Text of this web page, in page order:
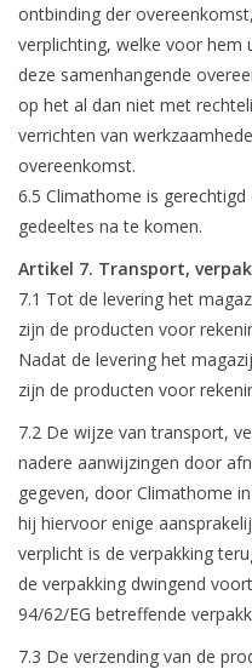
ontbinding der
verplichting, welke voor
deze samenhangende
op het al dan niet met
verrichten van
overeenkomst.
6.5 Climathome is
gedeeltes na te komen.
Artikel 7. Transport,
7.1 Tot de levering het
zijn de producten voor
Nadat de levering het
zijn de producten voor
7.2 De wijze van transport,
nadere aanwijzingen door
gegeven, door Climathome
hij hiervoor enige
verplicht is de verpakking
de verpakking dwingend
94/62/EG betreffende
7.3 De verzending van de